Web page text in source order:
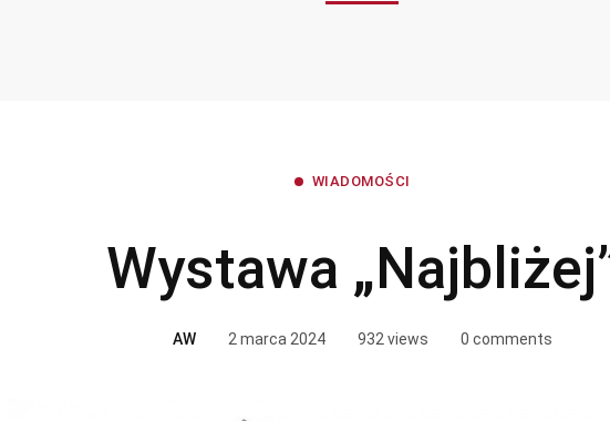
WIADOMOŚCI
Wystawa
AW 2 marca 2024 932 views 0 comments